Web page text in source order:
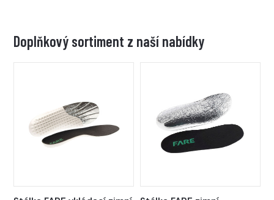
Doplňkový sortiment z naší nabídky